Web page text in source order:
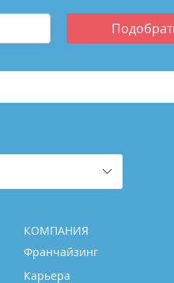
КОМПАНИЯ
Франчайзинг
Карьера